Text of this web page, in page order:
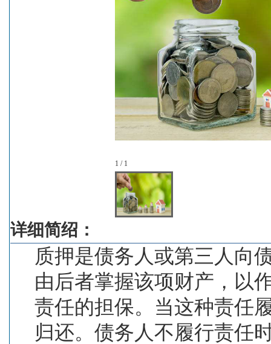
1 / 1
详细简绍：
质押是债务人或第三人向
由后者掌握该项财产，以
责任的担保。当这种责任
归还。债务人不履行责任